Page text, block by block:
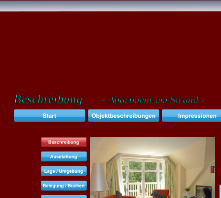
Beschreibung - Apartment am Strand -